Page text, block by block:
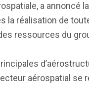
a annoncé
la réalisation de
ressources du
aérospatial se